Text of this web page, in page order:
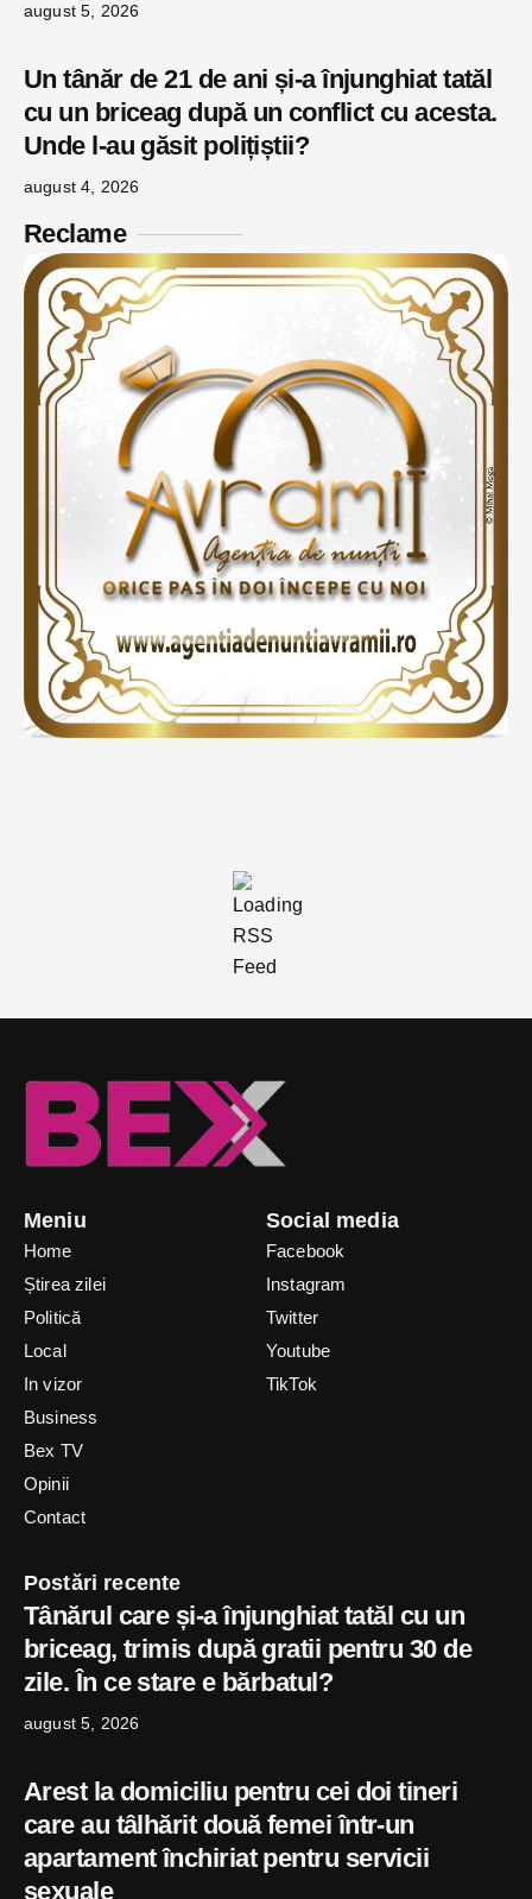
august 5, 2026
Un tânăr de 21 de ani și-a înjunghiat tatăl
cu un briceag după un conflict cu acesta.
Unde l-au găsit polițiștii?
august 4, 2026
Reclame
Meniu
Home
Știrea zilei
Politică
Local
In vizor
Business
Bex TV
Opinii
Contact
Social media
Facebook
Instagram
Twitter
Youtube
TikTok
Postări recente
Tânărul care și-a înjunghiat tatăl cu un
briceag, trimis după gratii pentru 30 de
zile. În ce stare e bărbatul?
august 5, 2026
Arest la domiciliu pentru cei doi tineri
care au tâlhărit două femei într-un
apartament închiriat pentru servicii
sexuale